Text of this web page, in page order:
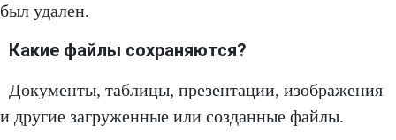
был удален.
Какие файлы сохраняются?
Документы, таблицы, презентации, изображения
и другие загруженные или созданные файлы.